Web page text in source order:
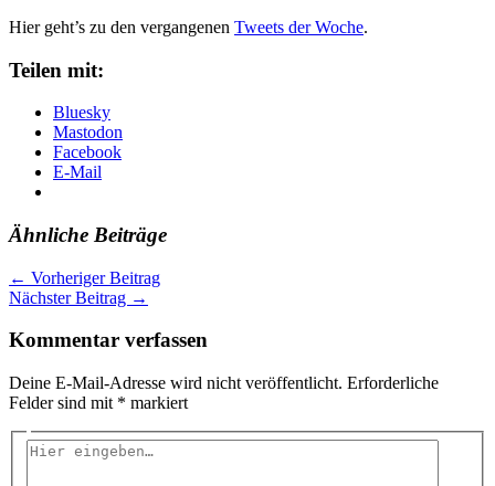
Hier geht’s zu den vergangenen Tweets der Woche.
Teilen mit:
Bluesky
Mastodon
Facebook
E-Mail
Ähnliche Beiträge
← Vorheriger Beitrag
Nächster Beitrag →
Kommentar verfassen
Deine E-Mail-Adresse wird nicht veröffentlicht. Erforderliche
Felder sind mit * markiert
Hier